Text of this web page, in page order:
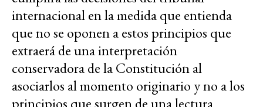
internacional en la medida que entienda
que no se oponen a estos principios que
extraerá de una interpretación
conservadora de la Constitución al
asociarlos al momento originario y no a los
principios que surgen de una lectura